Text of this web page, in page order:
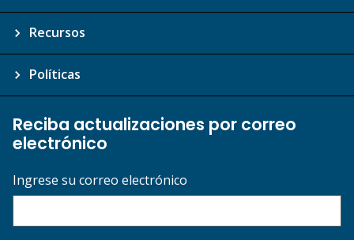
Recursos
Políticas
Reciba actualizaciones por correo
electrónico
Ingrese su correo electrónico